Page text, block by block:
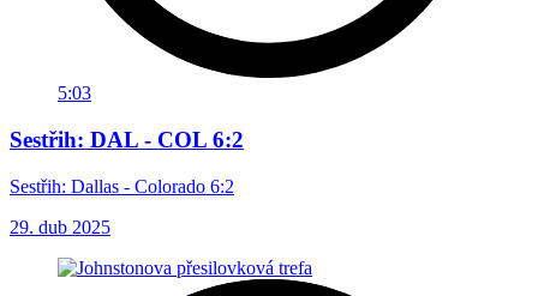
5:03
Sestřih: DAL - COL 6:2
Sestřih: Dallas - Colorado 6:2
29. dub 2025